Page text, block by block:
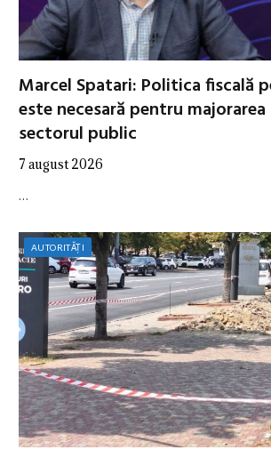
Marcel Spatari: Politica fiscală
este necesară pentru
sectorul public
7 august 2026
…
AUTORITĂȚI